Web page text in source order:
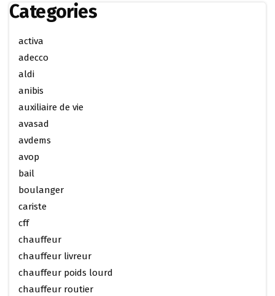
Categories
activa
adecco
aldi
anibis
auxiliaire de vie
avasad
avdems
avop
bail
boulanger
cariste
cff
chauffeur
chauffeur livreur
chauffeur poids lourd
chauffeur routier